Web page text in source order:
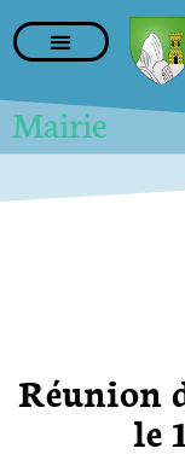
Mairie
Réunion
le